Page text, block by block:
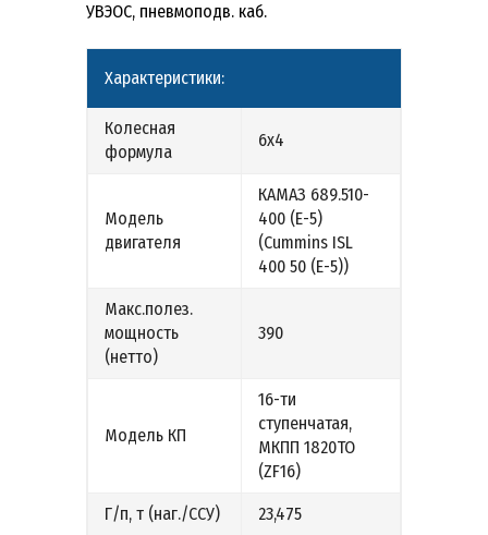
УВЭОС, пневмоподв. каб.
Характеристики:
Колесная
формула
6х4
Модель
двигателя
КАМАЗ 689.510-
400 (Е-5)
(Cummins ISL
400 50 (Е-5))
Макс.полез.
мощность
(нетто)
390
Модель КП
16-ти
ступенчатая,
МКПП 1820ТО
(ZF16)
Г/п, т (наг./ССУ) 23,475